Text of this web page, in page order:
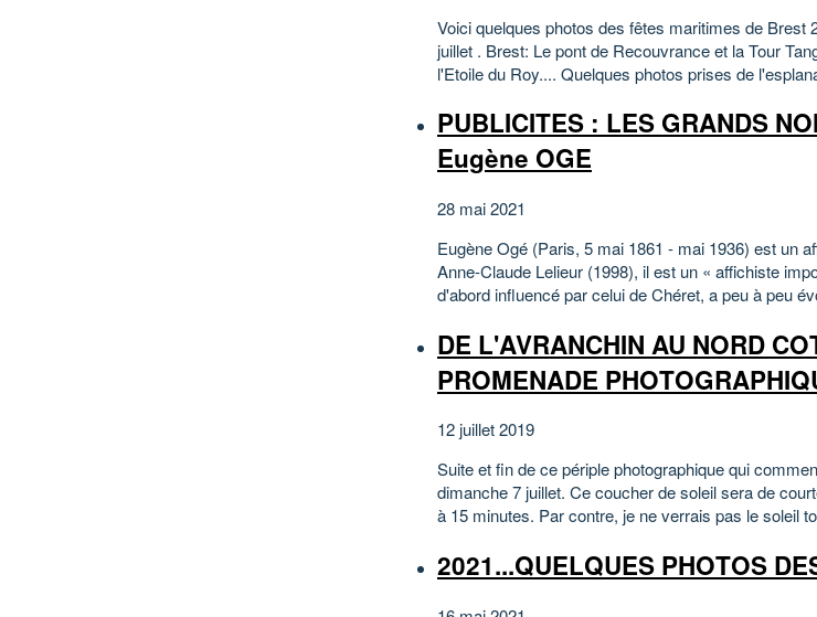
Voici quelques photos des fêtes maritimes de Brest
juillet . Brest: Le pont de Recouvrance et la Tour
l'Etoile du Roy.... Quelques photos prises de
PUBLICITES : LES GRANDS
Eugène OGE
28 mai 2021
Eugène Ogé (Paris, 5 mai 1861 - mai 1936) est un
Anne-Claude Lelieur (1998), il est un « affichiste
d'abord influencé par celui de Chéret, a peu à peu
DE L'AVRANCHIN AU NORD
PROMENADE
12 juillet 2019
Suite et fin de ce périple photographique qui
dimanche 7 juillet. Ce coucher de soleil sera de
à 15 minutes. Par contre, je ne verrais pas le soleil
2021...QUELQUES PHOTOS